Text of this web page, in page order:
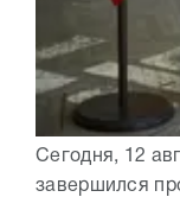
Сегодня, 12
завершился